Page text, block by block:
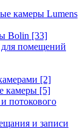
камеры Lumens
Bolin [33]
помещений
[2]
камеры [5]
потокового
и записи